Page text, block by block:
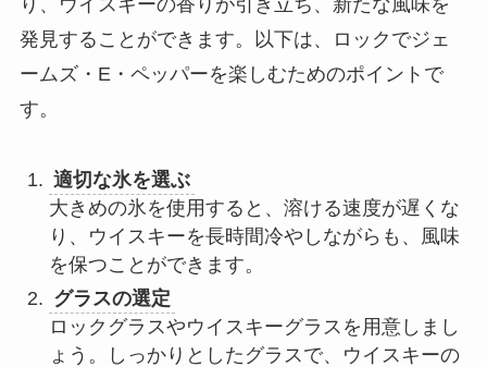
り、ウイスキーの香りが引き立ち、新たな風味を
発見することができます。以下は、ロックでジェ
ームズ・E・ペッパーを楽しむためのポイントで
す。
適切な氷を選ぶ
大きめの氷を使用すると、溶ける速度が遅くな
り、ウイスキーを長時間冷やしながらも、風味
を保つことができます。
グラスの選定
ロックグラスやウイスキーグラスを用意しまし
ょう。しっかりとしたグラスで、ウイスキーの